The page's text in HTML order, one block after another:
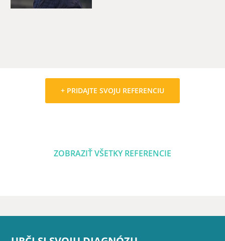
+ PRIDAJTE SVOJU REFERENCIU
ZOBRAZIŤ VŠETKY REFERENCIE